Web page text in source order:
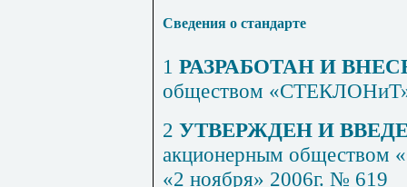
Сведения о стандарте
1 РАЗРАБОТАН И
обществом
2 УТВЕРЖДЕН И
акционерным обществом
«2 ноября» 2006г. № 619